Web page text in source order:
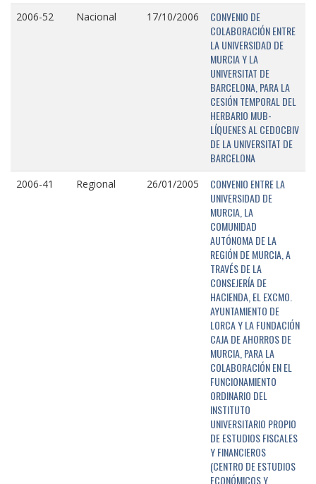
2006-52 Nacional 17/10/2006
CONVENIO DE
COLABORACIÓN ENTRE
LA UNIVERSIDAD DE
MURCIA Y LA
UNIVERSITAT DE
BARCELONA, PARA LA
CESIÓN TEMPORAL DEL
HERBARIO MUB-
LÍQUENES AL CEDOCBIV
DE LA UNIVERSITAT DE
BARCELONA
2006-41 Regional 26/01/2005
CONVENIO ENTRE LA
UNIVERSIDAD DE
MURCIA, LA
COMUNIDAD
AUTÓNOMA DE LA
REGIÓN DE MURCIA, A
TRAVÉS DE LA
CONSEJERÍA DE
HACIENDA, EL EXCMO.
AYUNTAMIENTO DE
LORCA Y LA FUNDACIÓN
CAJA DE AHORROS DE
MURCIA, PARA LA
COLABORACIÓN EN EL
FUNCIONAMIENTO
ORDINARIO DEL
INSTITUTO
UNIVERSITARIO PROPIO
DE ESTUDIOS FISCALES
Y FINANCIEROS
(CENTRO DE ESTUDIOS
ECONÓMICOS Y